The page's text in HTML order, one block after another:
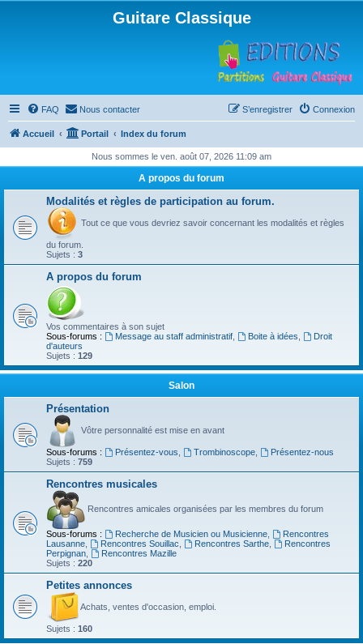
Guitare Classique
FAQ Nous contacter Connexion
S’enregistrer
Accueil Portail Index du forum
Nous sommes le ven. août 07, 2026 11:09 am
A propos du forum
Modalités et règles de participation au forum.
Tout ce que vous devriez savoir concernant les modalités et règles
du forum.
Sujets : 3
A propos du forum
Vos commentaires à son sujet
Sous-forums :
Message au staff administratif, Boite à idées
Droit
d'auteurs
Sujets : 129
Salon
Présentation
Vôtre personnalité est mise en avant
Sous-forums : Présentez-vous Trombinoscope,
Présentez-nous
Sujets : 759
Rencontres musicales
Rencontres amicales organisées par les membres du forum
Sous-forums : Recherche de Musicien ou Musicienne,
Rencontres
Lausanne
Rencontres Souillac Rencontres Sarthe,
Rencontres
Perpignan
Rencontres Mazille
Sujets : 220
Petites annonces
Achats, ventes d'occasion, emploi.
Sujets : 160